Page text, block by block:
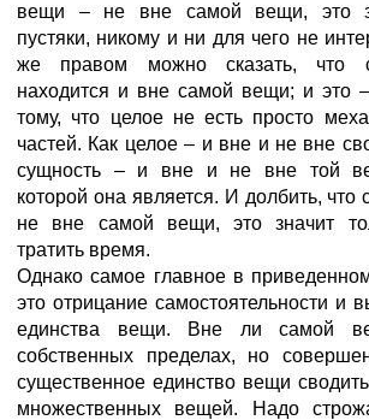
вещи – не вне самой вещи, это
пустяки, никому и ни для чего не
же правом можно сказать, что
находится и вне самой вещи; и это
тому, что целое не есть просто
частей. Как целое – и вне и не вне
сущность – и вне и не вне той
которой она является. И долбить,
не вне самой вещи, это значит
тратить время.
Однако самое главное в
это отрицание самостоятельности и
единства вещи. Вне ли самой
собственных пределах, но
существенное единство вещи
множественных вещей. Надо